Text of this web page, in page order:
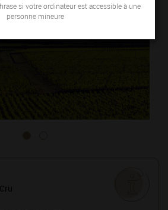
si votre ordinateur est accessible à une
personne mineure